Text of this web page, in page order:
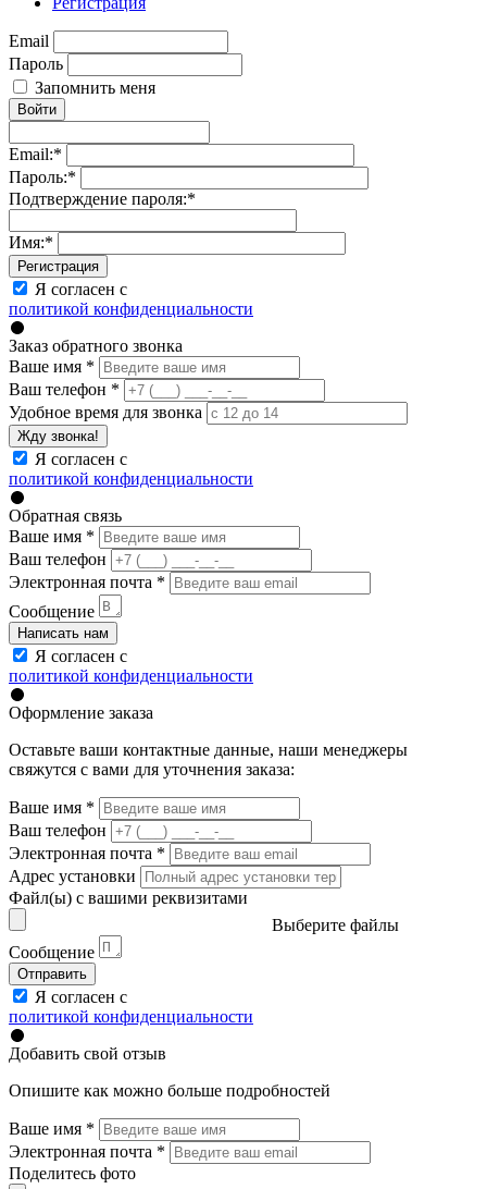
Email
Пароль
Запомнить меня
Войти
Email:*
Пароль:*
Подтверждение пароля:*
Имя:*
Регистрация
Я согласен с
политикой конфиденциальности
Заказ обратного звонка
Ваше имя *
Ваш телефон *
Удобное время для звонка
Жду звонка!
Я согласен с
политикой конфиденциальности
Обратная связь
Ваше имя *
Ваш телефон
Электронная почта *
Сообщение
Написать нам
Я согласен с
политикой конфиденциальности
Оформление заказа
Оставьте ваши контактные данные, наши менеджеры
свяжутся с вами для уточнения заказа:
Ваше имя *
Ваш телефон
Электронная почта *
Адрес установки
Файл(ы) с вашими реквизитами
Выберите файлы
Сообщение
Отправить
Я согласен с
политикой конфиденциальности
Добавить свой отзыв
Опишите как можно больше подробностей
Ваше имя *
Электронная почта *
Поделитесь фото